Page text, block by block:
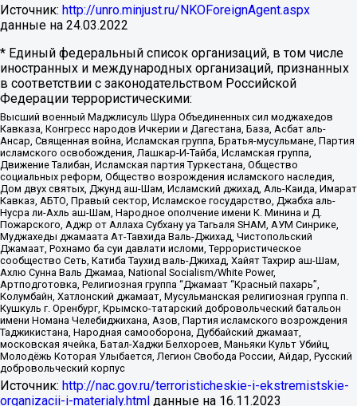
Источник: http://unro.minjust.ru/NKOForeignAgent.aspx
данные на 24.03.2022
* Единый федеральный список организаций, в том числе
иностранных и международных организаций, признанных
в соответствии с законодательством Российской
Федерации террористическими:
Высший военный Маджлисуль Шура Объединенных сил моджахедов
Кавказа, Конгресс народов Ичкерии и Дагестана, База, Асбат аль-
Ансар, Священная война, Исламская группа, Братья-мусульмане, Партия
исламского освобождения, Лашкар-И-Тайба, Исламская группа,
Движение Талибан, Исламская партия Туркестана, Общество
социальных реформ, Общество возрождения исламского наследия,
Дом двух святых, Джунд аш-Шам, Исламский джихад, Аль-Каида, Имарат
Кавказ, АБТО, Правый сектор, Исламское государство, Джабха аль-
Нусра ли-Ахль аш-Шам, Народное ополчение имени К. Минина и Д.
Пожарского, Аджр от Аллаха Субхану уа Тагьаля SHAM, АУМ Синрике,
Муджахеды джамаата Ат-Тавхида Валь-Джихад, Чистопольский
Джамаат, Рохнамо ба суи давлати исломи, Террористическое
сообщество Сеть, Катиба Таухид валь-Джихад, Хайят Тахрир аш-Шам,
Ахлю Сунна Валь Джамаа, National Socialism/White Power,
Артподготовка, Религиозная группа “Джамаат “Красный пахарь”,
Колумбайн, Хатлонский джамаат, Мусульманская религиозная группа п.
Кушкуль г. Оренбург, Крымско-татарский добровольческий батальон
имени Номана Челебиджихана, Азов, Партия исламского возрождения
Таджикистана, Народная самооборона, Дуббайский джамаат,
московская ячейка, Батал-Хаджи Белхороев, Маньяки Культ Убийц,
Молодёжь Которая Улыбается, Легион Свобода России, Айдар, Русский
добровольческий корпус
Источник: http://nac.gov.ru/terroristicheskie-i-ekstremistskie-
organizacii-i-materialy.html данные на 16.11.2023